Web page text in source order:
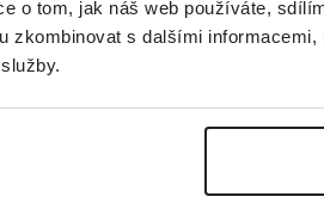
o tom, jak náš web používáte,
zkombinovat s dalšími